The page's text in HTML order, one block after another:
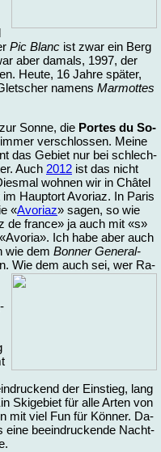
Pic Blanc ist zwar ein Berg
aber da­mals, 1997, der
Heu­te, 16 Jah­re spä­ter,
na­mens Mar­mot­tes
Son­ne, die Por­tes du So­
ver­schlos­sen. Mei­ne
das Ge­biet nur bei schlech­
Auch 2012 ist das nicht
woh­nen wir in Châtel
im Haup­tort Avo­r­iaz. In Pa­ris
«Avo­r­iaz» sa­gen, so wie
de fran­ce» ja auch mit «s»
Ich ha­be aber auch
wie dem Bon­ner Ge­ne­ral-
Wie dem auch sei, wer Ra­
der Ein­stieg, lang
Ski­ge­biet für al­le Ar­ten von
mit viel Fun für Kön­ner. Da­
ei­ne be­ein­dru­cken­de Nacht­